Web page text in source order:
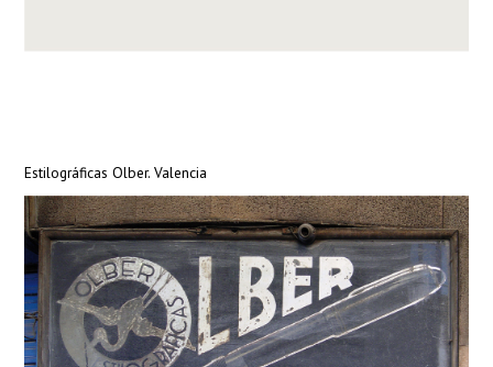
Estilográficas Olber. Valencia